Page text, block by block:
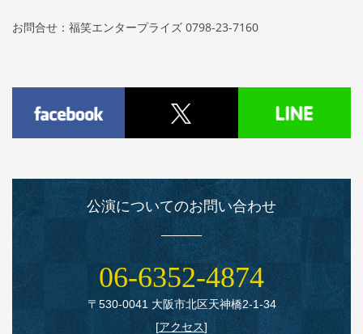
お問合せ：福笑エンタープライズ 0798-23-7160
公演についてのお問い合わせ
06‑6352‑4874
〒530‑0041 大阪市北区天神橋2‑1‑34
[アクセス]